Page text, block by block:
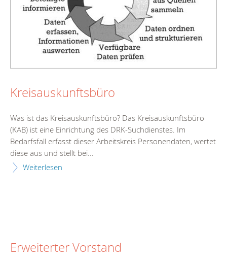
Kreisauskunftsbüro
Was ist das Kreisauskunftsbüro? Das Kreisauskunftsbüro
(KAB) ist eine Einrichtung des DRK-Suchdienstes. Im
Bedarfsfall erfasst dieser Arbeitskreis Personendaten, wertet
diese aus und stellt bei...
Weiterlesen
Erweiterter Vorstand